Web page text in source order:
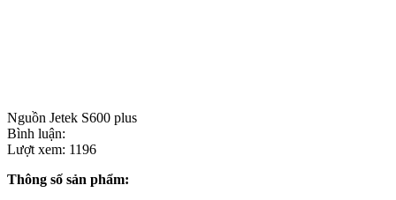
Nguồn Jetek S600 plus
Bình luận:
Lượt xem: 1196
Thông số sản phẩm: